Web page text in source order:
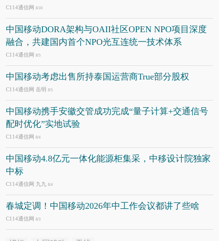
C114通信网 8/10
中国移动DORA架构与OAII社区OPEN NPO项目深度
融合，共建国内首个NPO光互连统一技术体系
C114通信网 8/5
中国移动考虑出售所持泰国运营商True部分股权
C114通信网 岳明 8/5
中国移动携手安徽交管成功完成“量子计算+交通信号
配时优化”实地试验
C114通信网 8/4
中国移动4.8亿元一体化能源柜集采，中移设计院独家
中标
C114通信网 九九 8/4
春城定调！中国移动2026年中工作会议都讲了些啥
C114通信网 8/3